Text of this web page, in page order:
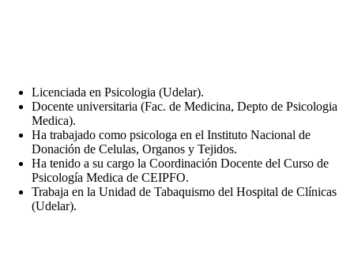
Licenciada en Psicologia (Udelar).
Docente universitaria (Fac. de Medicina, Depto de Psicologia
Medica).
Ha trabajado como psicologa en el Instituto Nacional de
Donación de Celulas, Organos y Tejidos.
Ha tenido a su cargo la Coordinación Docente del Curso de
Psicología Medica de CEIPFO.
Trabaja en la Unidad de Tabaquismo del Hospital de Clínicas
(Udelar).